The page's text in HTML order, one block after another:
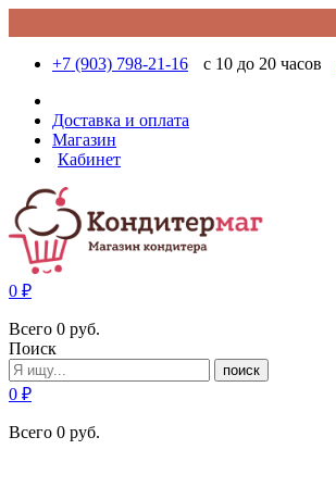
+7 (903) 798-21-16 с 10 до 20 часов
Доставка и оплата
Магазин
Кабинет
0 ₽
Всего 0 руб.
Поиск
поиск
0 ₽
Всего 0 руб.